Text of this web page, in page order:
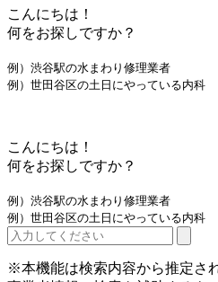
こんにちは！
何をお探しですか？
例）渋谷駅の水まわり修理業者
例）世田谷区の土日にやっている内科
こんにちは！
何をお探しですか？
例）渋谷駅の水まわり修理業者
例）世田谷区の土日にやっている内科
※本機能は検索内容から推定さ